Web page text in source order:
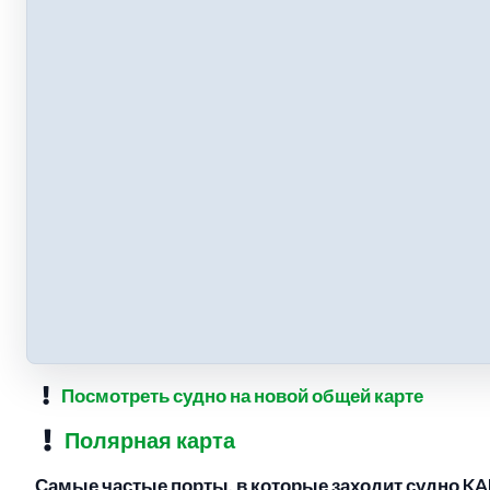
Посмотреть судно на новой общей карте
Полярная карта
Самые частые порты, в которые заходит судно